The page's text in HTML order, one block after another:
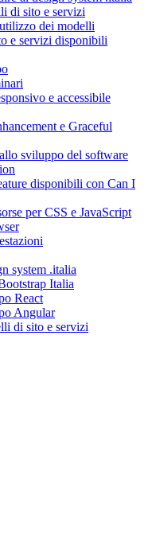
di sito e servizi
dei modelli
e servizi disponibili
e accessibile
e Graceful
sviluppo del software
disponibili con Can I
per CSS e JavaScript
system .italia
Italia
React
Angular
di sito e servizi